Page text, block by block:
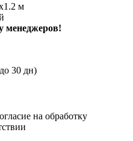
м
менеджеров!
30 дн)
на обработку